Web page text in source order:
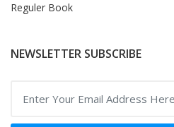
Reguler Book
NEWSLETTER SUBSCRIBE